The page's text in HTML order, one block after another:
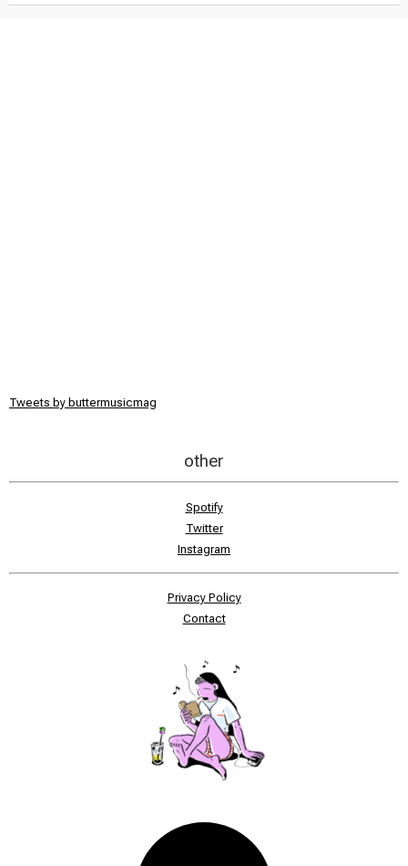
Tweets by buttermusicmag
other
Spotify
Twitter
Instagram
Privacy Policy
Contact